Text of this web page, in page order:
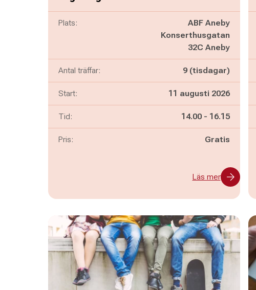
Plats:
ABF Aneby
Konserthusgatan
32C Aneby
Antal träffar: 9 (tisdagar)
Start: 11 augusti 2026
Tid: Pågår mellan
14.00 - och
16.15
Pris: Gratis
Läs mer